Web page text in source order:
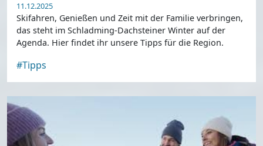
11.12.2025
Skifahren, Genießen und Zeit mit der Familie verbringen,
das steht im Schladming-Dachsteiner Winter auf der
Agenda. Hier findet ihr unsere Tipps für die Region.
#Tipps